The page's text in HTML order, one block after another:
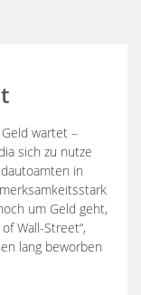
wartet –
sich zu nutze
in
um Geld geht,
Wall-Street“,
lang beworben